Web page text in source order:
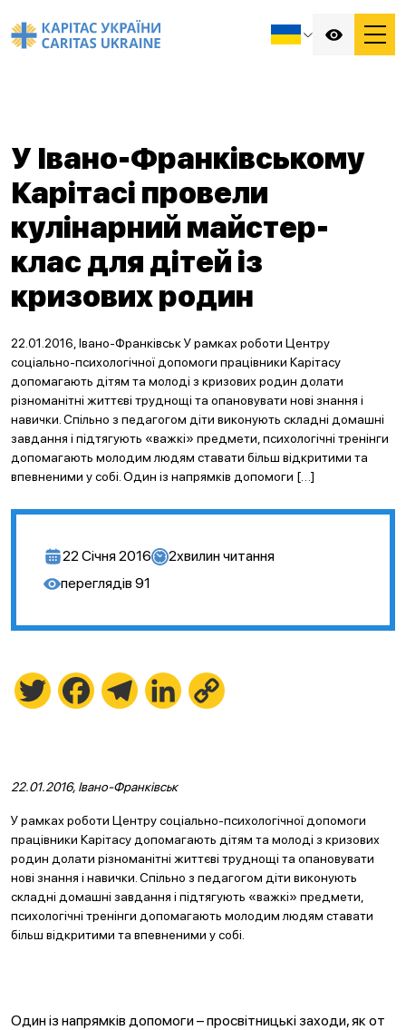
У Івано-Франківському
Карітасі провели
кулінарний майстер-
клас для дітей із
кризових родин
22.01.2016, Івано-Франківськ У рамках роботи Центру
соціально-психологічної допомоги працівники Карітасу
допомагають дітям та молоді з кризових родин долати
різноманітні життєві труднощі та опановувати нові знання і
навички. Спільно з педагогом діти виконують складні домашні
завдання і підтягують «важкі» предмети, психологічні тренінги
допомагають молодим людям ставати більш відкритими та
впевненими у собі. Один із напрямків допомоги […]
22 Січня 2016 2хвилин читання
переглядів 91
Twitter FacebookTelegramLinkedIn
22.01.2016, Івано-Франківськ
У рамках роботи Центру соціально-психологічної допомоги
працівники Карітасу допомагають дітям та молоді з кризових
родин долати різноманітні життєві труднощі та опановувати
нові знання і навички. Спільно з педагогом діти виконують
складні домашні завдання і підтягують «важкі» предмети,
психологічні тренінги допомагають молодим людям ставати
більш відкритими та впевненими у собі.
Один із напрямків допомоги – просвітницькі заходи, як от